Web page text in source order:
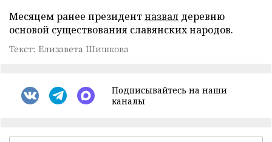
Месяцем ранее президентназвал деревню
основой существования славянских народов.
Текст: Елизавета Шишкова
Подписывайтесь на наши
каналы